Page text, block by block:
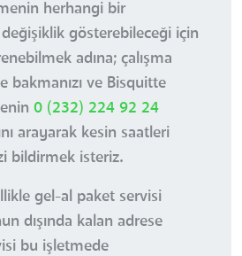
herhangi bir
gösterebileceği için
adına; çalışma
bakmanızı ve Bisquitte
0 (232) 224 92 24
arayarak kesin saatleri
bildirmek isteriz.
gel-al paket servisi
dışında kalan adrese
bu işletmede